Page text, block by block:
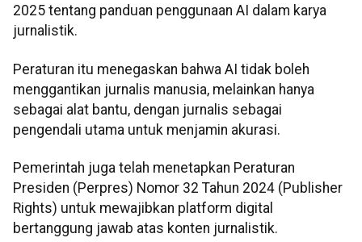
2025 tentang panduan penggunaan AI dalam karya
jurnalistik.
Peraturan itu menegaskan bahwa AI tidak boleh
menggantikan jurnalis manusia, melainkan hanya
sebagai alat bantu, dengan jurnalis sebagai
pengendali utama untuk menjamin akurasi.
Pemerintah juga telah menetapkan Peraturan
Presiden (Perpres) Nomor 32 Tahun 2024 (Publisher
Rights) untuk mewajibkan platform digital
bertanggung jawab atas konten jurnalistik.